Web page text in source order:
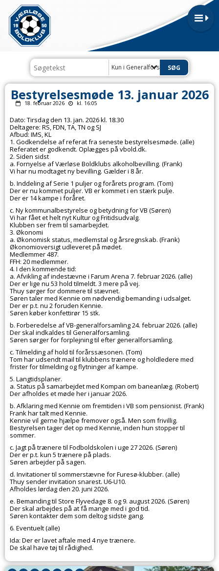
Kun i Generalforsamlinger og
Bestyrelsesmøde 13. januar 2026
18. februar 2026 kl. 16:05
Dato: Tirsdag den 13. jan. 2026 kl. 18.30
Deltagere: RS, FDN, TA, TN og SJ
Afbud: IMS, KL
1. Godkendelse af referat fra seneste bestyrelsesmøde. (alle)
Referatet er godkendt. Oplægges på vbold.dk.
2. Siden sidst
a. Fornyelse af Værløse Boldklubs alkoholbevilling. (Frank)
Vi har nu modtaget ny bevilling. Gælder i 8 år.
b. Inddeling af Serie 1 puljer og forårets program. (Tom)
Der er nu kommet puljer. VB er kommet i en stærk pulje.
Der er 14 kampe i foråret.
c. Ny kommunalbestyrelse og betydning for VB (Søren)
Vi har fået et helt nyt Kultur og Fritidsudvalg.
Klubben ser frem til samarbejdet.
3. Økonomi
a. Økonomisk status, medlemstal og årsregnskab. (Frank)
Økonomioversigt udleveret på mødet.
Medlemmer 487.
FFH: 20 medlemmer.
4. I den kommende tid:
a. Afvikling af indestævne i Farum Arena 7. februar 2026. (alle)
Der er lige nu 53 hold tilmeldt. 3 mere på vej.
Thuy sørger for dommere til stævnet.
Søren taler med Kennie om nødvendig bemanding i udsalget.
Der er p.t. nu 2 foruden Kennie.
Søren køber konfettirør 15 stk.
b. Forberedelse af VB-generalforsamling 24. februar 2026. (alle)
Der skal indkaldes til Generalforsamling.
Søren sørger for forplejning til efter generalforsamling.
c. Tilmelding af hold til forårssæsonen. (Tom)
Tom har udsendt mail til klubbens trænere og holdledere med
frister for tilmelding og flytninger af kampe.
5. Langtidsplaner.
a. Status på samarbejdet med Kompan om baneanlæg. (Robert)
Der afholdes et møde her i januar 2026.
b. Afklaring med Kennie om fremtiden i VB som pensionist. (Frank)
Frank har talt med Kennie.
Kennie vil gerne hjælpe fremover også. Men som frivillig.
Bestyrelsen tager det op med Kennie, inden hun stopper til
sommer.
c. Jagt på trænere til Fodboldskolen i uge 27 2026. (Søren)
Der er p.t. kun 5 trænere på plads.
Søren arbejder på sagen.
d. Invitationer til sommerstævne for Furesø-klubber. (alle)
Thuy sender invitation snarest. U6-U10.
Afholdes lørdag den 20. juni 2026.
e. Bemanding til Store Flyvedage 8. og 9. august 2026. (Søren)
Der skal arbejdes på at få mange med i god tid.
Søren kontakter dem som deltog sidste gang.
6. Eventuelt (alle)
Ida: Der er lavet aftale med 4 nye trænere.
De skal have tøj til rådighed.